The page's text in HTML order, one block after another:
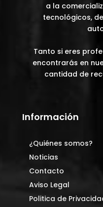
a la
tecnológicos,
Tanto si eres
encontrarás en
cantidad de
Información
¿Quiénes somos?
Noticias
Contacto
Aviso Legal
Politica de